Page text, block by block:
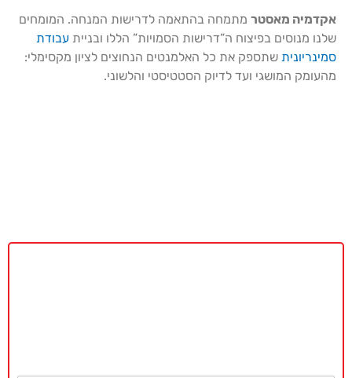
אקדמיה מאסטר מתמחה בהתאמה לדרישות המנחה. המומחים
שלנו מנוסים בפיצוח ה”דרישות הסמויות” הללו ובניית עבודת
סמינריונית שתספק את כל האלמנטים הנחוצים לציון מקסימלי:
מהעומק המושגי ועד לדיוק הסטטיסטי והלשוני.